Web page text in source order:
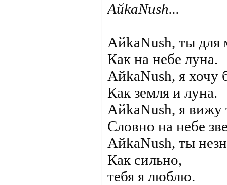
АйkaNush...
АйkaNush, ты для
Как на небе луна.
АйkaNush, я хочу
Как земля и луна.
АйkaNush, я вижу
Словно на небе
АйkaNush, ты
Как сильно,
тебя я люблю.